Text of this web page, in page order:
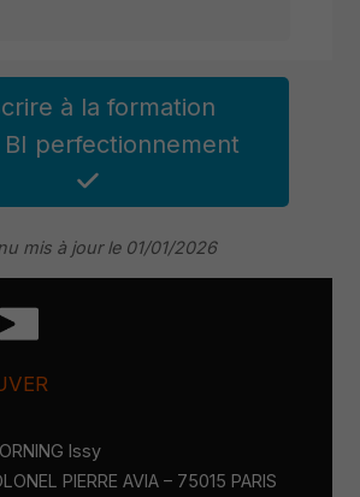
à la formation
BI perfectionnement
mis à jour le 01/01/2026
Issy
PIERRE AVIA – 75015 PARIS